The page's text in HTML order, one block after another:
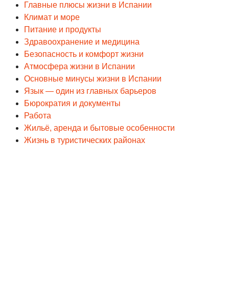
Главные плюсы жизни в Испании
Климат и море
Питание и продукты
Здравоохранение и медицина
Безопасность и комфорт жизни
Атмосфера жизни в Испании
Основные минусы жизни в Испании
Язык — один из главных барьеров
Бюрократия и документы
Работа
Жильё, аренда и бытовые особенности
Жизнь в туристических районах